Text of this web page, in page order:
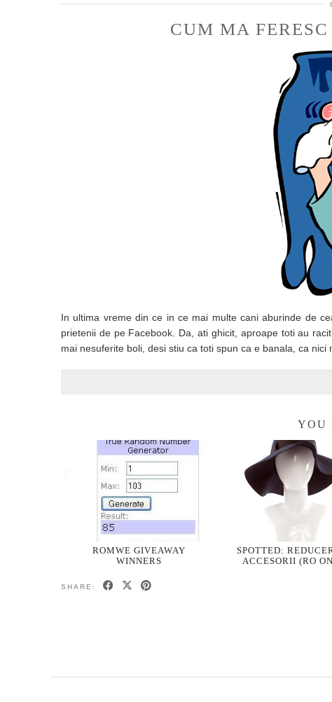
CUM MA
In ultima vreme din ce in ce mai multe cani aburinde de
prietenii de pe Facebook. Da, ati ghicit, aproape toti au
mai nesuferite boli, desi stiu ca toti spun ca e banala, ca
YOU
ROMWE GIVEAWAY
WINNERS
SPOTTED:
ACCESORII (RO
SHARE: